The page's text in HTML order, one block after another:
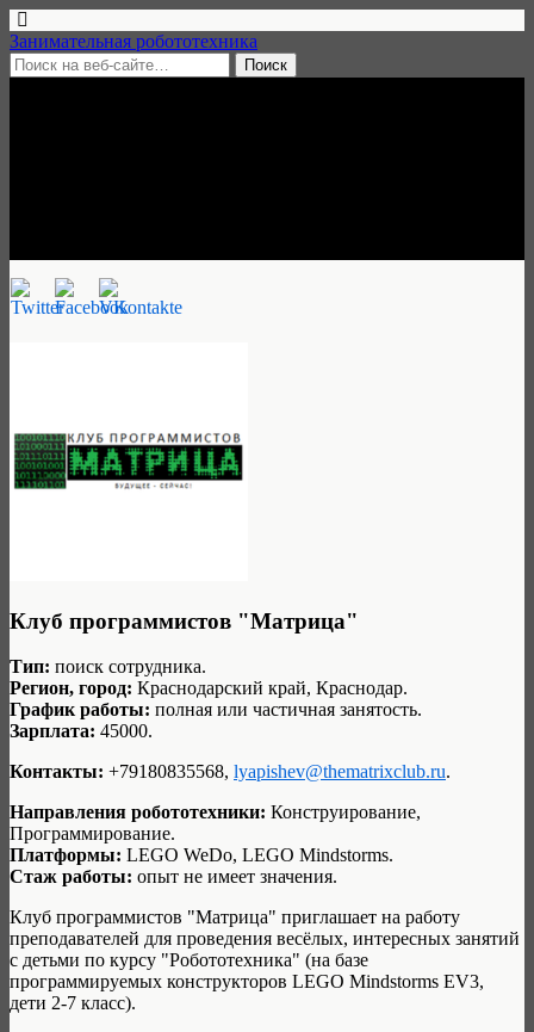
Занимательная робототехника
Клуб программистов "Матрица"
Тип: поиск сотрудника.
Регион, город: Краснодарский край, Краснодар.
График работы: полная или частичная занятость.
Зарплата: 45000.
Контакты: +79180835568, lyapishev@thematrixclub.ru.
Направления робототехники: Конструирование,
Программирование.
Платформы: LEGO WeDo, LEGO Mindstorms.
Стаж работы: опыт не имеет значения.
Клуб программистов "Матрица" приглашает на работу
преподавателей для проведения весёлых, интересных занятий
с детьми по курсу "Робототехника" (на базе
программируемых конструкторов LEGO Mindstorms EV3,
дети 2-7 класс).